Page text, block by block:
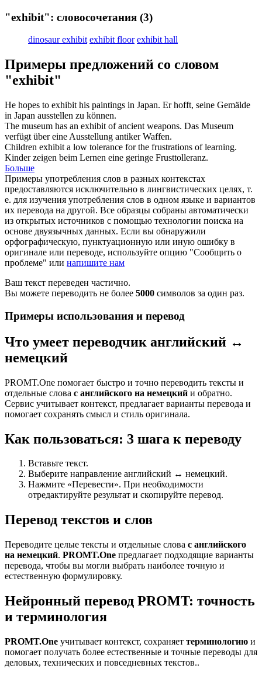
"exhibit": словосочетания (3)
dinosaur exhibit exhibit floor exhibit hall
Примеры предложений со словом
"exhibit"
He hopes to exhibit his paintings in Japan. Er hofft, seine Gemälde
in Japan ausstellen zu können.
The museum has an exhibit of ancient weapons. Das Museum
verfügt über eine Ausstellung antiker Waffen.
Children exhibit a low tolerance for the frustrations of learning.
Kinder zeigen beim Lernen eine geringe Frusttolleranz.
Больше
Примеры употребления слов в разных контекстах
предоставляются исключительно в лингвистических целях, т.
е. для изучения употребления слов в одном языке и вариантов
их перевода на другой. Все образцы собраны автоматически
из открытых источников с помощью технологии поиска на
основе двуязычных данных. Если вы обнаружили
орфографическую, пунктуационную или иную ошибку в
оригинале или переводе, используйте опцию "Сообщить о
проблеме" или напишите нам
Ваш текст переведен частично.
Вы можете переводить не более 5000 символов за один раз.
Примеры использования и перевод
Что умеет переводчик английский ↔
немецкий
PROMT.One помогает быстро и точно переводить тексты и
отдельные слова с английского на немецкий и обратно.
Сервис учитывает контекст, предлагает варианты перевода и
помогает сохранять смысл и стиль оригинала.
Как пользоваться: 3 шага к переводу
Вставьте текст.
Выберите направление английский ↔ немецкий.
Нажмите «Перевести». При необходимости
отредактируйте результат и скопируйте перевод.
Перевод текстов и слов
Переводите целые тексты и отдельные слова с английского
на немецкий. PROMT.One предлагает подходящие варианты
перевода, чтобы вы могли выбрать наиболее точную и
естественную формулировку.
Нейронный перевод PROMT: точность
и терминология
PROMT.One учитывает контекст, сохраняет терминологию и
помогает получать более естественные и точные переводы для
деловых, технических и повседневных текстов..